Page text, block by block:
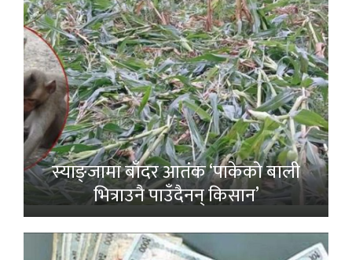
स्याङ्जामा बाँदर आतंक ‘पाकेको बाली
भित्राउनै पाउँदैनन् किसान’